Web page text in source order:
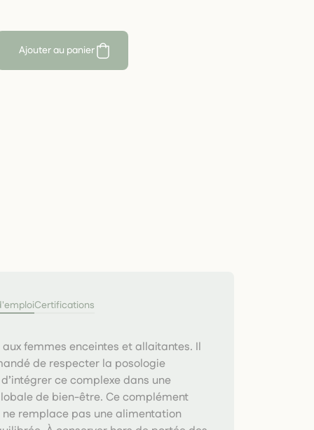
Ajouter au panier
Certifications
femmes enceintes et allaitantes. Il
de respecter la posologie
ce complexe dans une
de bien-être. Ce complément
remplace pas une alimentation